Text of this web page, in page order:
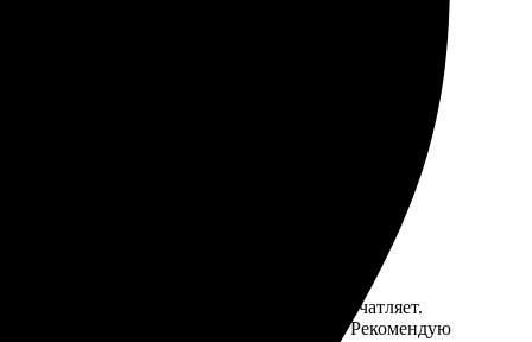
простой процесс оформления. Результат превзошёл
Выбор размеров и материалов впечатляет.
результат превзошёл ожидания! Рекомендую